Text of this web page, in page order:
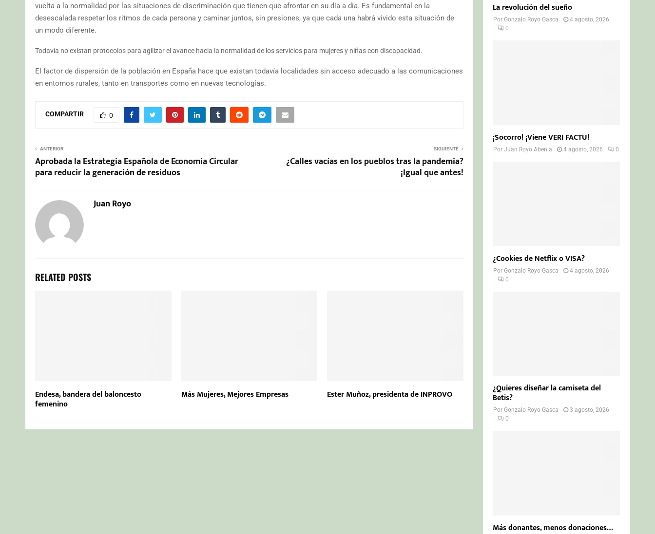
vuelta a la normalidad por las situaciones de discriminación que tienen que afrontar en su día a día. Es fundamental en la
desescalada respetar los ritmos de cada persona y caminar juntos, sin presiones, ya que cada una habrá vivido esta situación de
un modo diferente.
Todavía no existan protocolos para agilizar el avance hacia la normalidad de los servicios para mujeres y niñas con discapacidad.
El factor de dispersión de la población en España hace que existan todavía localidades sin acceso adecuado a las comunicaciones
en entornos rurales, tanto en transportes como en nuevas tecnologías.
COMPARTIR 0
ANTERIOR
Aprobada la Estrategia Española de Economía Circular
para reducir la generación de residuos
SIGUIENTE
¿Calles vacías en los pueblos tras la pandemia?
¡Igual que antes!
Juan Royo
RELATED POSTS
Endesa, bandera del baloncesto
femenino
Más Mujeres, Mejores Empresas Ester Muñoz, presidenta de INPROVO
La revolución del sueño
PorGonzalo Royo Gasca
4 agosto, 2026
0
¡Socorro! ¡Viene VERI FACTU!
PorJuan Royo Abenia 4 agosto, 2026 0
¿Cookies de Netflix o VISA?
PorGonzalo Royo Gasca
4 agosto, 2026
0
¿Quieres diseñar la camiseta del
Betis?
PorGonzalo Royo Gasca
3 agosto, 2026
0
Más donantes, menos donaciones…